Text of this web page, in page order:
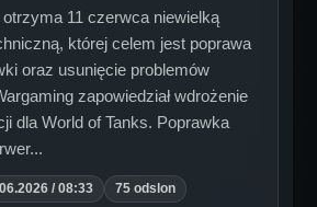
11 czerwca niewielką
której celem jest poprawa
oraz usunięcie problemów
zapowiedział wdrożenie
dla World of Tanks. Poprawka
/ 08:33
75 odslon